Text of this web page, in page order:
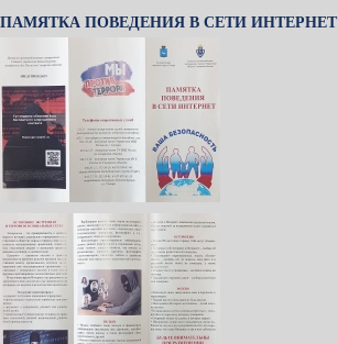
ПАМЯТКА ПОВЕДЕНИЯ В СЕТИ ИНТЕРНЕТ